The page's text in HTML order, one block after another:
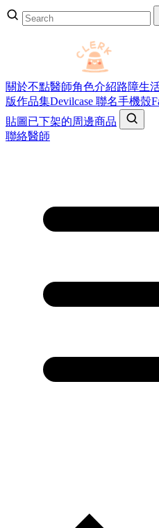
關於不點醫師角色介紹路障生
版作品集Devilcase 聯名手機殼
貼圖 已下架的周邊商品
聯絡醫師